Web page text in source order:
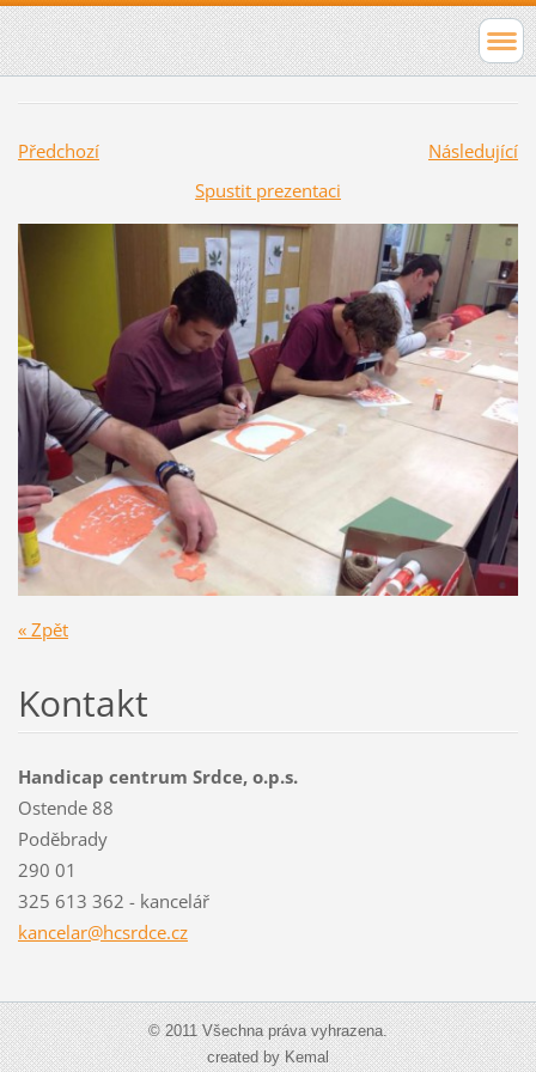
Předchozí
Následující
Spustit prezentaci
« Zpět
Kontakt
Handicap centrum Srdce, o.p.s.
Ostende 88
Poděbrady
290 01
325 613 362 - kancelář
kancelar@hcsrdce.cz
© 2011 Všechna práva vyhrazena.
created by Kemal